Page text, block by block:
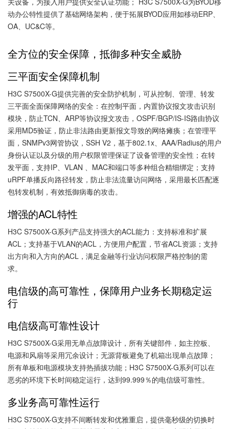
动办公特性提供了基础网络架构，便于拓展BYOD应用如移动ERP、
OA、UC&C等。
全方位的安全保障，抵御多种安全威胁
三平面安全保障机制
H3C S7500X-G提供完善的安全防护机制，可从控制、管理、转发
三平面全面保障网络的安全：在控制平面，内置协议报文攻击识别
模块，防止TCN、ARP等协议报文攻击，OSPF/BGP/IS-IS路由协议
采用MD5验证，防止非法路由更新报文导致的网络瘫痪；在管理平
面，SNMPv3网管协议，SSH V2，基于802.1x、AAA/Radius的用户
身份认证以及分级的用户权限管理保证了设备管理的安全性；在转
发平面，支持IP、VLAN 、MAC和端口等多种组合精细绑定；支持
uRPF单播反向路径转发，防止非法流量访问网络，采用最长匹配逐
包转发机制，有效抵御病毒的攻击。
增强的ACL特性
H3C S7500X-G系列产品支持强大的ACL能力：支持标准和扩展
ACL；支持基于VLAN的ACL，方便用户配置，节省ACL资源；支持
出方向和入方向的ACL，满足金融等行业访问权限严格控制的需
求。
电信级的高可靠性，保障用户业务长期稳定运
行
电信级高可靠性设计
H3C S7500X-G采用无单点故障设计，所有关键部件，如主控板、
电源和风扇等采用冗余设计；无源背板避免了机箱出现单点故障；
所有单板和电源模块支持热插拔功能；H3C S7500X-G系列可以在
恶劣的环境下长时间稳定运行，达到99.999％的电信级可靠性。
多业务高可靠性运行
H3C S7500X-G支持不间断转发和优雅重启，提供毫秒级的切换时